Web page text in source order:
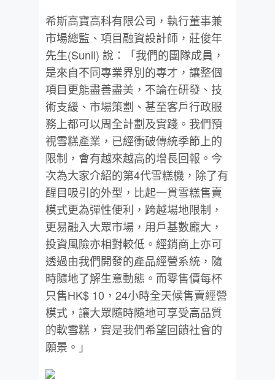
希斯高寶高科有限公司，執行董事兼
市場總監、項目融資設計師， 莊俊年
先生(Sunil) 說：「我們的團隊成員，
是來自不同專業界別的專才， 讓整個
項目更能盡善盡美，不論在研發、技
術支緩、市場策劃、 甚至客戶行政服
務上都可以周全計劃及實踐。我們預
視雪糕產業， 已經衝破傳統季節上的
限制，會有越來越高的增長回報。 今
次為大家介紹的第4代雪糕機，除了有
醒目吸引的外型， 比起一貫雪糕售賣
模式更為彈性便利，跨越場地限制，
更易融入大眾市場，用戶基數龐大，
投資風險亦相對較低。 經銷商上亦可
透過由我們開發的產品經營系統， 隨
時隨地了解生意動態。而零售價每杯
只售HK$ 10，24小時全天候售賣經營
模式， 讓大眾隨時隨地可享受高品質
的軟雪糕， 實是我們希望回饋社會的
願景。」